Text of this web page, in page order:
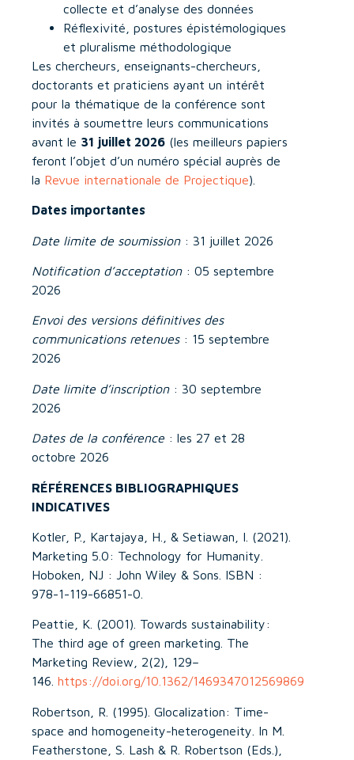
collecte et d’analyse des données
Réflexivité, postures épistémologiques
et pluralisme méthodologique
Les chercheurs, enseignants-chercheurs,
doctorants et praticiens ayant un intérêt
pour la thématique de la conférence sont
invités à soumettre leurs communications
avant le 31 juillet 2026 (les meilleurs papiers
feront l’objet d’un numéro spécial auprès de
la Revue internationale de Projectique).
Dates importantes
Date limite de soumission : 31 juillet 2026
Notification d’acceptation: 05 septembre
2026
Envoi des versions définitives des
communications retenues: 15 septembre
2026
Date limite d’inscription: 30 septembre
2026
Dates de la conférence : les 27 et 28
octobre 2026
RÉFÉRENCES BIBLIOGRAPHIQUES
INDICATIVES
Kotler, P., Kartajaya, H., & Setiawan, I. (2021).
Marketing 5.0: Technology for Humanity.
Hoboken, NJ : John Wiley & Sons. ISBN :
978-1-119-66851-0.
Peattie, K. (2001). Towards sustainability:
The third age of green marketing. The
Marketing Review, 2(2), 129–
146. https://doi.org/10.1362/1469347012569869
Robertson, R. (1995). Glocalization: Time-
space and homogeneity-heterogeneity. In M.
Featherstone, S. Lash & R. Robertson (Eds.),